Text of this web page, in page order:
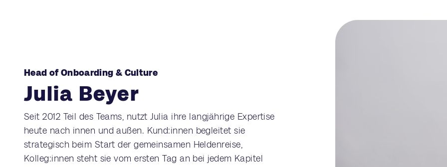
Head of Onboarding & Culture
Julia Beyer
Seit 2012 Teil des Teams, nutzt Julia ihre langjährige Expertise
heute nach innen und außen. Kund:innen begleitet sie
strategisch beim Start der gemeinsamen Heldenreise,
Kolleg:innen steht sie vom ersten Tag an bei jedem Kapitel